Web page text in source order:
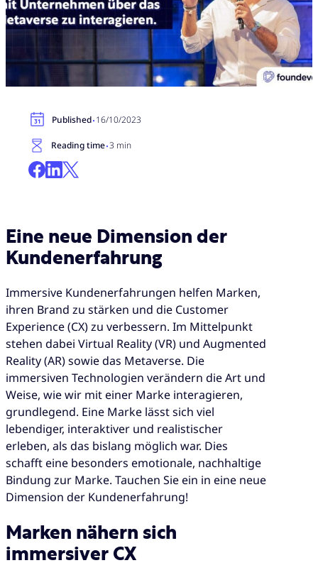
Published·16/10/2023
Reading time·3 min
Eine neue Dimension der
Kundenerfahrung
Immersive Kundenerfahrungen helfen Marken,
ihren Brand zu stärken und die Customer
Experience (CX) zu verbessern. Im Mittelpunkt
stehen dabei Virtual Reality (VR) und Augmented
Reality (AR) sowie das Metaverse. Die
immersiven Technologien verändern die Art und
Weise, wie wir mit einer Marke interagieren,
grundlegend. Eine Marke lässt sich viel
lebendiger, interaktiver und realistischer
erleben, als das bislang möglich war. Dies
schafft eine besonders emotionale, nachhaltige
Bindung zur Marke. Tauchen Sie ein in eine neue
Dimension der Kundenerfahrung!
Marken nähern sich
immersiver CX